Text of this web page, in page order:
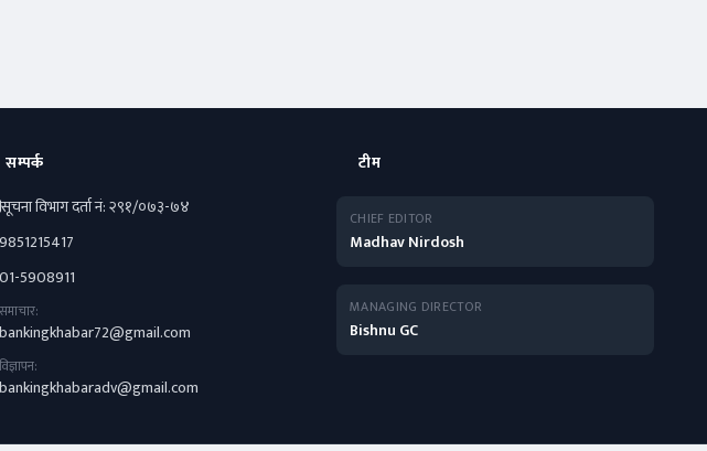
सम्पर्क
सूचना विभाग दर्ता नं: २९१/०७३-७४
9851215417
01-5908911
समाचार:
bankingkhabar72@gmail.com
विज्ञापन:
bankingkhabaradv@gmail.com
टीम
CHIEF EDITOR
Madhav Nirdosh
MANAGING DIRECTOR
Bishnu GC